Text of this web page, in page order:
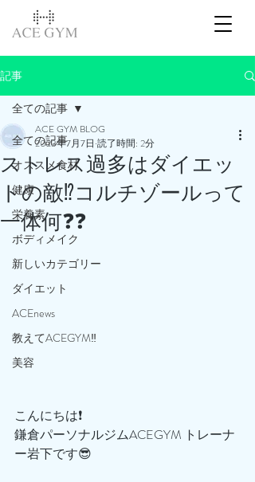
記事
全ての記事
オススメ食材
健康
栄養素
ボディメイク
新しいカテゴリー
ダイエット
ACEnews
教えてACEGYM‼️
美容
全ての記事
ストレス過多はダイエッ
トの敵⁉️コルチゾールって
一体何❓❓
ACE GYM BLOG
2023年7月7日 読了時間: 2分
こんにちは❗️
鎌倉パーソナルジムACEGYM トレーナ
ー岩下です😎